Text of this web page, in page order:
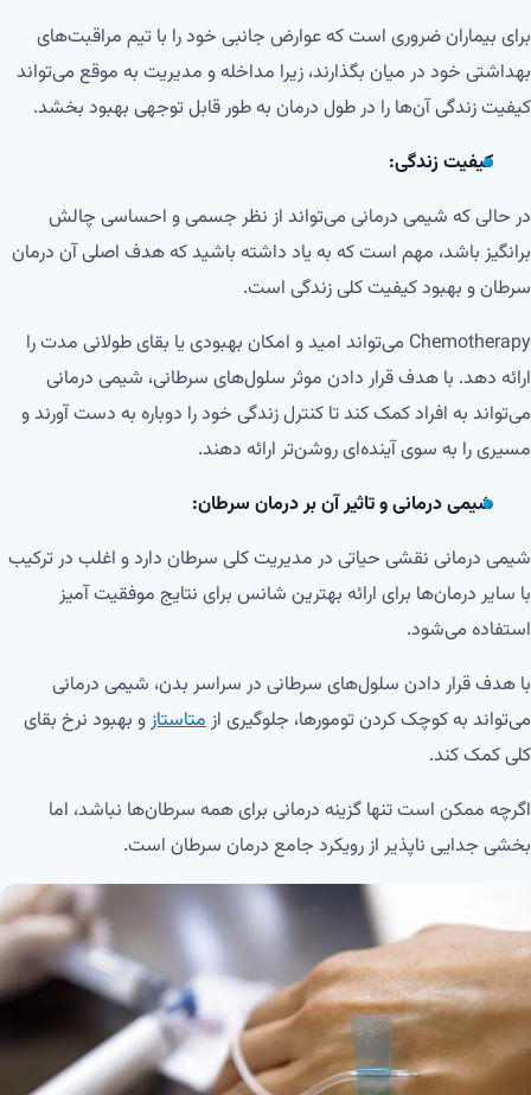
برای بیماران ضروری است که عوارض جانبی خود را با تیم مراقبت‌های
بهداشتی خود در میان بگذارند، زیرا مداخله و مدیریت به موقع می‌تواند
کیفیت زندگی آن‌ها را در طول درمان به طور قابل توجهی بهبود بخشد.
کیفیت زندگی:
در حالی که شیمی درمانی می‌تواند از نظر جسمی و احساسی چالش
برانگیز باشد، مهم است که به یاد داشته باشید که هدف اصلی آن درمان
سرطان و بهبود کیفیت کلی زندگی است.
Chemotherapy می‌تواند امید و امکان بهبودی یا بقای طولانی مدت را
ارائه دهد. با هدف قرار دادن موثر سلول‌های سرطانی، شیمی درمانی
می‌تواند به افراد کمک کند تا کنترل زندگی خود را دوباره به دست آورند و
مسیری را به سوی آینده‌ای روشن‌تر ارائه دهند.
شیمی درمانی و تاثیر آن بر درمان سرطان:
شیمی درمانی نقشی حیاتی در مدیریت کلی سرطان دارد و اغلب در ترکیب
با سایر درمان‌ها برای ارائه بهترین شانس برای نتایج موفقیت آمیز
استفاده می‌شود.
با هدف قرار دادن سلول‌های سرطانی در سراسر بدن، شیمی درمانی
می‌تواند به کوچک کردن تومورها، جلوگیری ازمتاستازو بهبود نرخ بقای
کلی کمک کند.
اگرچه ممکن است تنها گزینه درمانی برای همه سرطان‌ها نباشد، اما
بخشی جدایی ناپذیر از رویکرد جامع درمان سرطان است.